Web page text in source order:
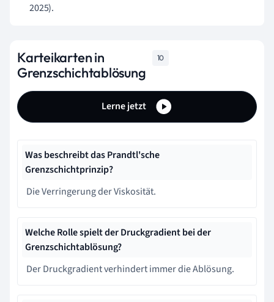
2025).
Karteikarten in
Grenzschichtablösung
10
Lerne jetzt
Was beschreibt das Prandtl'sche
Grenzschichtprinzip?
Die Verringerung der Viskosität.
Welche Rolle spielt der Druckgradient bei der
Grenzschichtablösung?
Der Druckgradient verhindert immer die Ablösung.